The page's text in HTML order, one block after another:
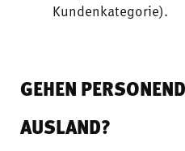
Kundenkategorie).
GEHEN
AUSLAND?